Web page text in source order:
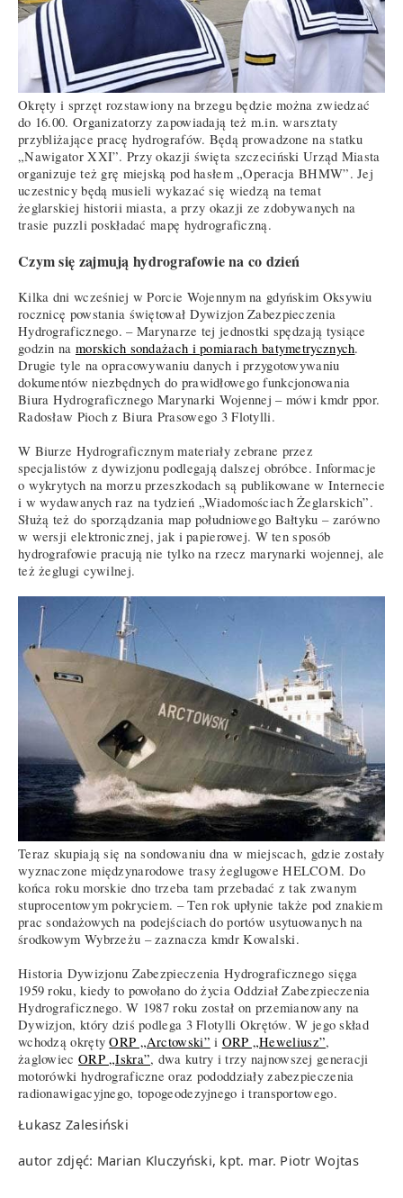
Okręty i sprzęt rozstawiony na brzegu będzie można zwiedzać
do 16.00. Organizatorzy zapowiadają też m.in. warsztaty
przybliżające pracę hydrografów. Będą prowadzone na statku
„Nawigator XXI”. Przy okazji święta szczeciński Urząd Miasta
organizuje też grę miejską pod hasłem „Operacja BHMW”. Jej
uczestnicy będą musieli wykazać się wiedzą na temat
żeglarskiej historii miasta, a przy okazji ze zdobywanych na
trasie puzzli poskładać mapę hydrograficzną.
Czym się zajmują hydrografowie na co dzień
Kilka dni wcześniej w Porcie Wojennym na gdyńskim Oksywiu
rocznicę powstania świętował Dywizjon Zabezpieczenia
Hydrograficznego. – Marynarze tej jednostki spędzają tysiące
godzin na morskich sondażach i pomiarach batymetrycznych.
Drugie tyle na opracowywaniu danych i przygotowywaniu
dokumentów niezbędnych do prawidłowego funkcjonowania
Biura Hydrograficznego Marynarki Wojennej – mówi kmdr ppor.
Radosław Pioch z Biura Prasowego 3 Flotylli.
W Biurze Hydrograficznym materiały zebrane przez
specjalistów z dywizjonu podlegają dalszej obróbce. Informacje
o wykrytych na morzu przeszkodach są publikowane w Internecie
i w wydawanych raz na tydzień „Wiadomościach Żeglarskich”.
Służą też do sporządzania map południowego Bałtyku – zarówno
w wersji elektronicznej, jak i papierowej. W ten sposób
hydrografowie pracują nie tylko na rzecz marynarki wojennej, ale
też żeglugi cywilnej.
Teraz skupiają się na sondowaniu dna w miejscach, gdzie zostały
wyznaczone międzynarodowe trasy żeglugowe HELCOM. Do
końca roku morskie dno trzeba tam przebadać z tak zwanym
stuprocentowym pokryciem. – Ten rok upłynie także pod znakiem
prac sondażowych na podejściach do portów usytuowanych na
środkowym Wybrzeżu – zaznacza kmdr Kowalski.
Historia Dywizjonu Zabezpieczenia Hydrograficznego sięga
1959 roku, kiedy to powołano do życia Oddział Zabezpieczenia
Hydrograficznego. W 1987 roku został on przemianowany na
Dywizjon, który dziś podlega 3 Flotylli Okrętów. W jego skład
wchodzą okrętyORP „Arctowski” i ORP „Heweliusz”,
żaglowiec ORP „Iskra”, dwa kutry i trzy najnowszej generacji
motorówki hydrograficzne oraz pododdziały zabezpieczenia
radionawigacyjnego, topogeodezyjnego i transportowego.
Łukasz Zalesiński
autor zdjęć: Marian Kluczyński, kpt. mar. Piotr Wojtas